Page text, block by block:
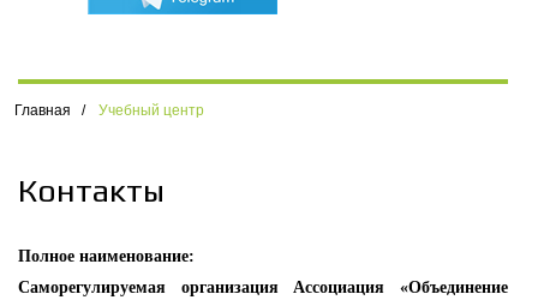
Главная / Учебный центр
Контакты
Полное наименование:
Саморегулируемая организация Ассоциация «Объединение